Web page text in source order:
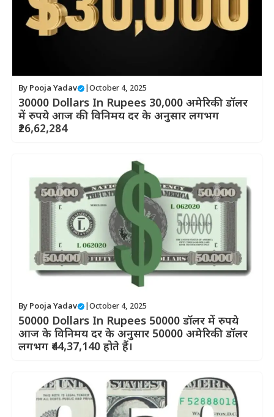
By Pooja Yadav October 4, 2025
30000 Dollars In Rupees 30,000 अमेरिकी डॉलर
में रुपये आज की विनिमय दर के अनुसार लगभग
₹26,62,284
By Pooja Yadav October 4, 2025
50000 Dollars In Rupees 50000 डॉलर में रुपये
आज के विनिमय दर के अनुसार 50000 अमेरिकी डॉलर
लगभग ₹44,37,140 होते हैं।